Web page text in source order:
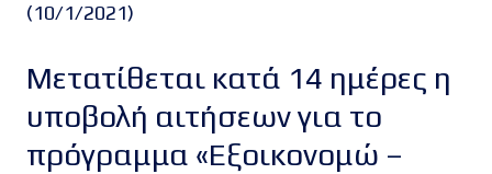
(10/1/2021)
Μετατίθεται κατά 14 ημέρες η
υποβολή αιτήσεων για το
πρόγραμμα «Εξοικονομώ –